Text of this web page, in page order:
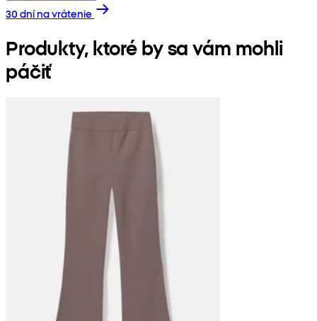
30 dní na vrátenie
Produkty, ktoré by sa vám mohli
páčiť